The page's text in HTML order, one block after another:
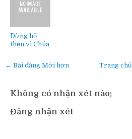
Đừng hổ
thẹn vì Chúa
← Bài đăng Mới hơn Trang chủ
Không có nhận xét nào:
Đăng nhận xét